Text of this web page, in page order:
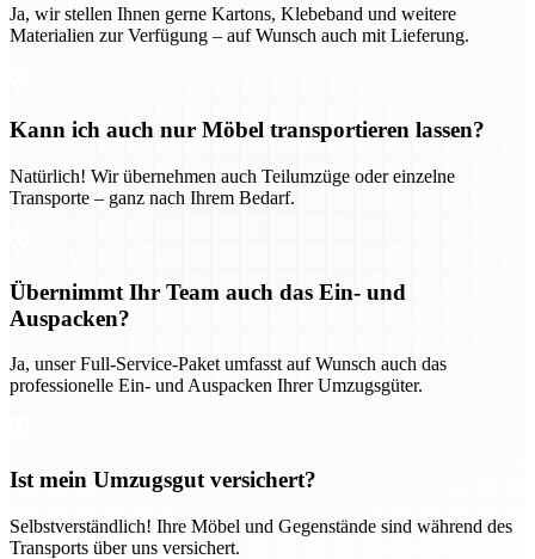
Ja, wir stellen Ihnen gerne Kartons, Klebeband und weitere
Materialien zur Verfügung – auf Wunsch auch mit Lieferung.
Kann ich auch nur Möbel transportieren lassen?
Natürlich! Wir übernehmen auch Teilumzüge oder einzelne
Transporte – ganz nach Ihrem Bedarf.
Übernimmt Ihr Team auch das Ein- und
Auspacken?
Ja, unser Full-Service-Paket umfasst auf Wunsch auch das
professionelle Ein- und Auspacken Ihrer Umzugsgüter.
Ist mein Umzugsgut versichert?
Selbstverständlich! Ihre Möbel und Gegenstände sind während des
Transports über uns versichert.